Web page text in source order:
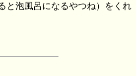
と泡風呂になるやつね）をくれ